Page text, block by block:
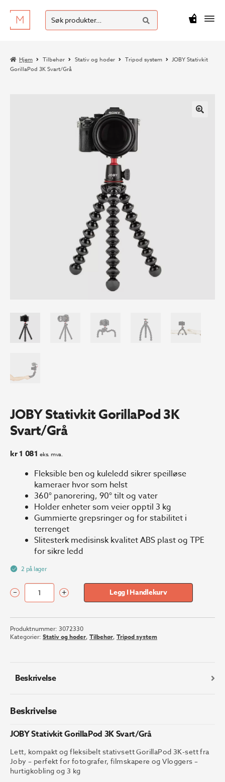
Hopp
til
Hopp
til
Søk
etter:
SØK
kr0
Hjem Tilbehør Stativ og hoder Tripod system
JOBY Stativkit
GorillaPod 3K Svart/Grå
JOBY Stativkit GorillaPod 3K
Svart/Grå
kr1 081 eks. mva.
Fleksible ben og kuleledd sikrer speilløse
kameraer hvor som helst
360° panorering, 90° tilt og vater
Holder enheter som veier opptil 3 kg
Gummierte grepsringer og for stabilitet i
terrenget
Slitesterk medisinsk kvalitet ABS plast og TPE
for sikre ledd
2 på lager
JOBY
GorillaPod
3K
Svart/Grå
– + Legg I Handlekurv
Produktnummer: 3072330
Kategorier: Stativ og hoder, Tilbehør, Tripod system
Beskrivelse
Beskrivelse
JOBY Stativkit GorillaPod 3K Svart/Grå
Lett, kompakt og fleksibelt stativsett GorillaPod 3K-sett fra
Joby – perfekt for fotografer, filmskapere og Vloggers –
hurtigkobling og 3 kg